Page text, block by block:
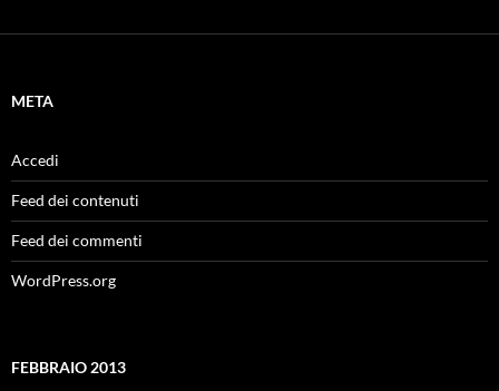
META
Accedi
Feed dei contenuti
Feed dei commenti
WordPress.org
FEBBRAIO 2013